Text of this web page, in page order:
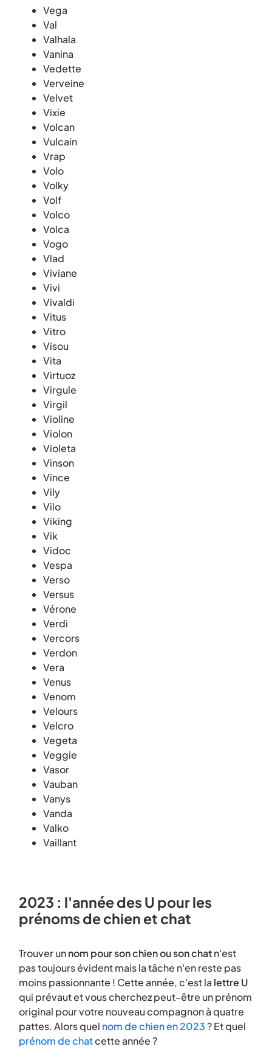
Vega
Val
Valhala
Vanina
Vedette
Verveine
Velvet
Vixie
Volcan
Vulcain
Vrap
Volo
Volky
Volf
Volco
Volca
Vogo
Vlad
Viviane
Vivi
Vivaldi
Vitus
Vitro
Visou
Vita
Virtuoz
Virgule
Virgil
Violine
Violon
Violeta
Vinson
Vince
Vily
Vilo
Viking
Vik
Vidoc
Vespa
Verso
Versus
Vérone
Verdi
Vercors
Verdon
Vera
Venus
Venom
Velours
Velcro
Vegeta
Veggie
Vasor
Vauban
Vanys
Vanda
Valko
Vaillant
2023 : l'année des U pour les
prénoms de chien et chat
Trouver unnom pour son chien ou son chatn'est
pas toujours évident mais la tâche n'en reste pas
moins passionnante ! Cette année, c'est la lettre U
qui prévaut et vous cherchez peut-être un prénom
original pour votre nouveau compagnon à quatre
pattes. Alors quel nom de chien en 2023? Et quel
prénom de chatcette année ?